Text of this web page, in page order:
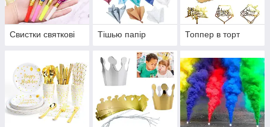
Свистки святкові Тішью папір Топпер в торт